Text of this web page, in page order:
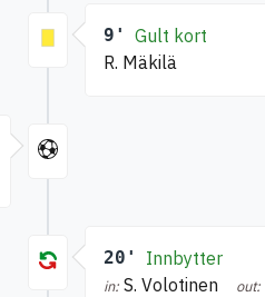
9'
Gult kort
R. Mäkilä
20' Innbytter
in: S. Volotinen out: